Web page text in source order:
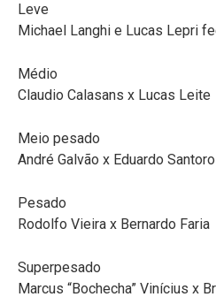
Leve
Michael Langhi e Lucas Lepri
Médio
Claudio Calasans x Lucas Leite
Meio pesado
André Galvão x Eduardo Santoro
Pesado
Rodolfo Vieira x Bernardo Faria
Superpesado
Marcus “Bochecha” Vinícius x